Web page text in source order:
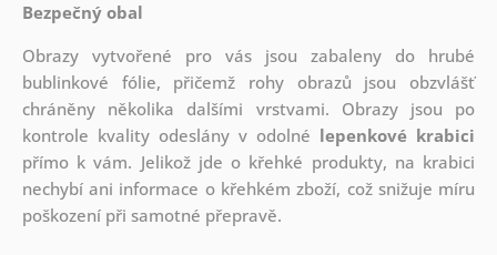
Bezpečný obal
Obrazy vytvořené pro vás jsou zabaleny do hrubé
bublinkové fólie, přičemž rohy obrazů jsou obzvlášť
chráněny několika dalšími vrstvami. Obrazy jsou po
kontrole kvality odeslány v odolné lepenkové krabici
přímo k vám. Jelikož jde o křehké produkty, na krabici
nechybí ani informace o křehkém zboží, což snižuje míru
poškození při samotné přepravě.